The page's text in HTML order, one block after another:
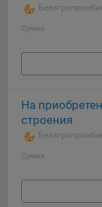
Сумма
На
строения
Сумма